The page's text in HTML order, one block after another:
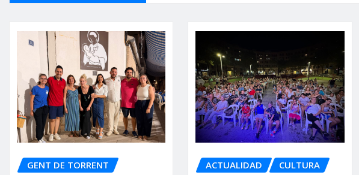
GENT DE TORRENT ACTUALIDAD
CULTURA